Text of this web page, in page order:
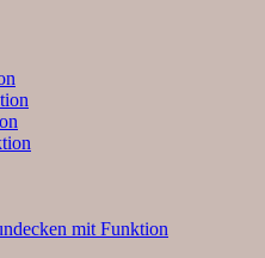
mit Funktion